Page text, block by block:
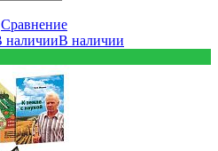
Сравнение
В наличии